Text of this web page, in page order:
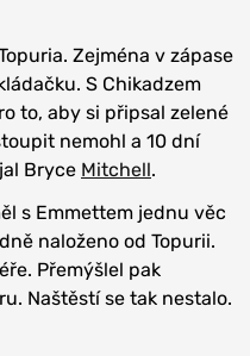
Zejména v zápase
S Chikadzem
to, aby si připsal zelené
nemohl a 10 dní
Bryce Mitchell.
s Emmettem jednu věc
naloženo od Topurii.
Přemýšlel pak
Naštěstí se tak nestalo.